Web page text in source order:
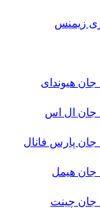
زیمنس
هیوندای
جان ال اس
جان پارس فانال
جان هیمل
جان چینت